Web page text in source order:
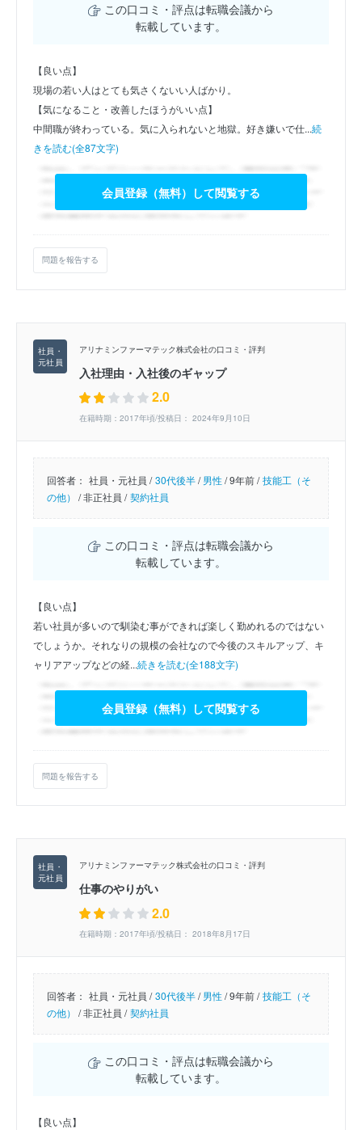
この口コミ・評点は転職会議から
転載しています。
【良い点】
現場の若い人はとても気さくないい人ばかり。
【気になること・改善したほうがいい点】
中間職が終わっている。気に入られないと地獄。好き嫌いで仕...続
きを読む(全87文字)
会員登録（無料）して閲覧する
問題を報告する
アリナミンファーマテック株式会社の口コミ・評判
入社理由・入社後のギャップ
2.0
在籍時期：2017年頃/投稿日： 2024年9月10日
回答者： 社員・元社員 / 30代後半/男性/9年前 / 技能工（そ
の他） /非正社員 / 契約社員
この口コミ・評点は転職会議から
転載しています。
【良い点】
若い社員が多いので馴染む事ができれば楽しく勤めれるのではない
でしょうか。それなりの規模の会社なので今後のスキルアップ、キ
ャリアアップなどの経...続きを読む(全188文字)
会員登録（無料）して閲覧する
問題を報告する
アリナミンファーマテック株式会社の口コミ・評判
仕事のやりがい
2.0
在籍時期：2017年頃/投稿日： 2018年8月17日
回答者： 社員・元社員 / 30代後半/男性/9年前 / 技能工（そ
の他） /非正社員 / 契約社員
この口コミ・評点は転職会議から
転載しています。
【良い点】